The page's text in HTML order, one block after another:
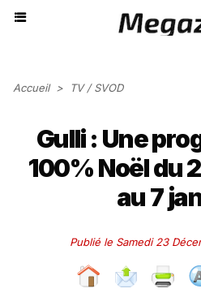
Accueil > TV / SVOD
Gulli : Une
100% Noël du
au 7
Publié le Samedi 23